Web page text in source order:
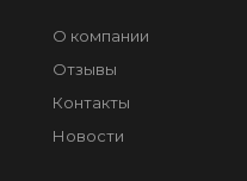
О компании
Отзывы
Контакты
Новости